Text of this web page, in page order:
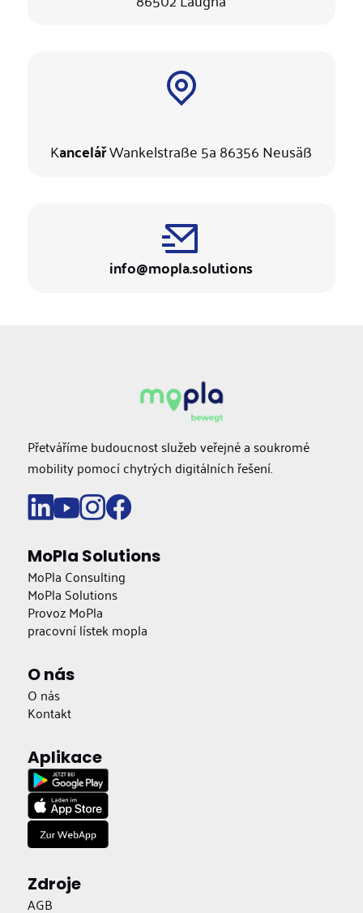
KancelářWankelstraße 5a 86356 Neusäß
info@mopla.solutions
Přetváříme budoucnost služeb veřejné a soukromé
mobility pomocí chytrých digitálních řešení.
MoPla Solutions
MoPla Consulting
MoPla Solutions
Provoz MoPla
pracovní lístek mopla
O nás
O nás
Kontakt
Aplikace
Zdroje
AGB